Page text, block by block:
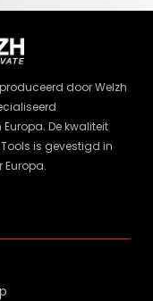
door Welzh
De kwaliteit
is gevestigd in
Europa.